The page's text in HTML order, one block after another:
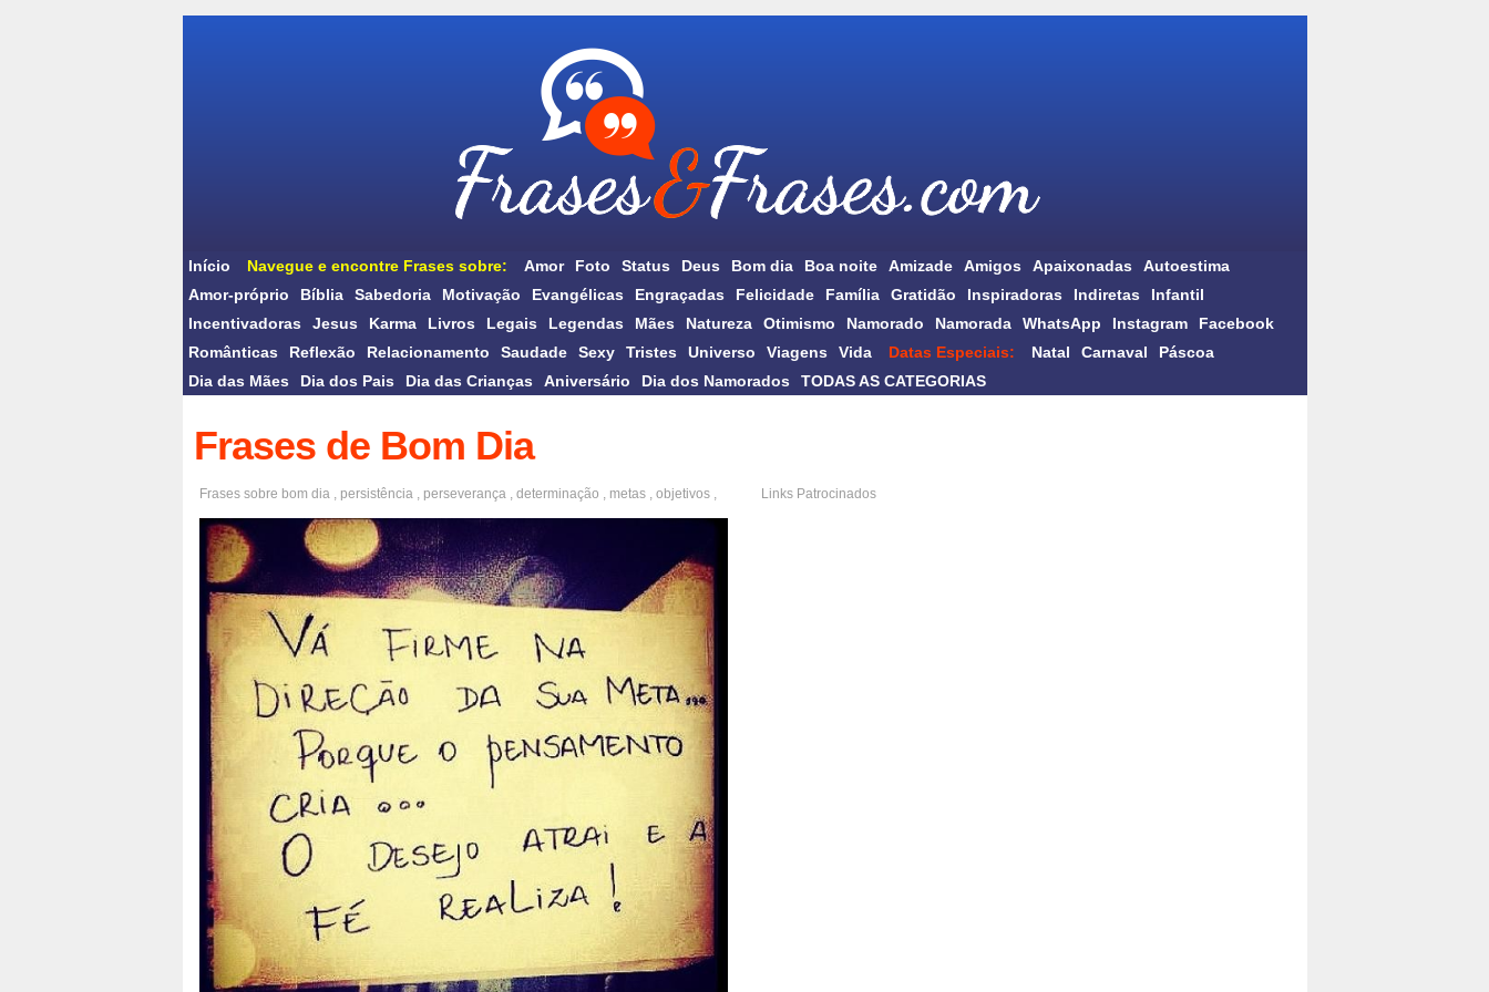
Início Navegue e encontre Frases sobre: Amor Foto Status Deus Bom dia Boa noite Amizade Amigos Apaixonadas
Autoestima
Amor-próprio
Bíblia Sabedoria Motivação Evangélicas Engraçadas Felicidade Família Gratidão Inspiradoras Indiretas
Infantil
Incentivadoras
Jesus Karma Livros Legais Legendas Mães Natureza Otimismo Namorado Namorada WhatsApp Instagram
Facebook
Românticas
Reflexão Relacionamento Saudade Sexy Tristes Universo Viagens Vida Datas Especiais: Natal Carnaval
Páscoa
Dia das Mães
Dia dos Pais Dia das Crianças Aniversário Dia dos Namorados TODAS AS CATEGORIAS
Frases de Bom Dia
Frases sobre bom dia, persistência, perseverança, determinação , metas, objetivos,
Links Patrocinados